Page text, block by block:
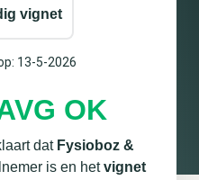
vignet
13-5-2026
OK
dat Fysioboz &
is en hetvignet